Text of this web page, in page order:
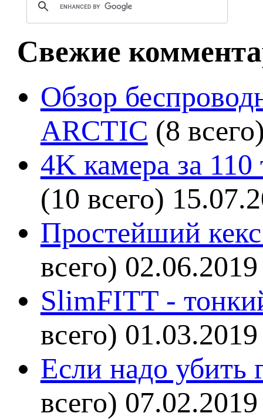
Свежие
Обзор
ARCTIC (8
4K камера за
(10 всего)
Простейший кекс
всего) 02.06.2019
SlimFITT -
всего) 01.03.2019
Если надо убить
всего) 07.02.2019